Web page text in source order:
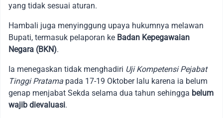
yang tidak sesuai aturan.
Hambali juga menyinggung upaya hukumnya melawan
Bupati, termasuk pelaporan ke Badan Kepegawaian
Negara (BKN).
Ia menegaskan tidak menghadiri Uji Kompetensi Pejabat
Tinggi Pratama pada 17-19 Oktober lalu karena ia belum
genap menjabat Sekda selama dua tahun sehingga belum
wajib dievaluasi.